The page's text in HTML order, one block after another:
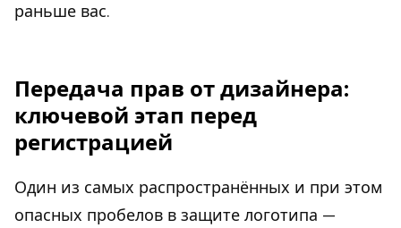
раньше вас.
Передача прав от дизайнера:
ключевой этап перед
регистрацией
Один из самых распространённых и при этом
опасных пробелов в защите логотипа —